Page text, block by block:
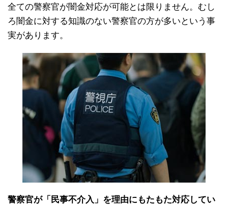
全ての警察官が闇金対応が可能とは限りません。むし
ろ闇金に対する知識のない警察官の方が多いという事
実があります。
警察官が「民事不介入」を理由にもたもた対応してい